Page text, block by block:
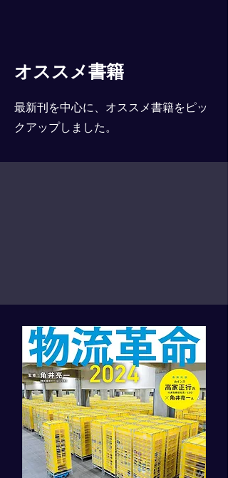
オススメ書籍
最新刊を中心に、オススメ書籍をピッ
クアップしました。